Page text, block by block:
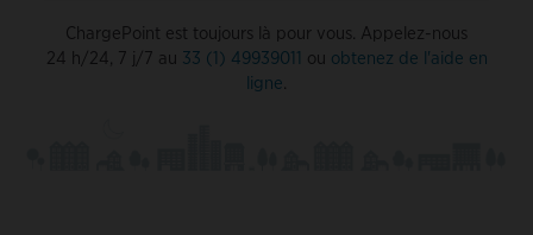
ChargePoint est toujours là pour vous. Appelez-nous
24 h/24, 7 j/7 au 33 (1) 49939011 ou obtenez de l'aide en
ligne.